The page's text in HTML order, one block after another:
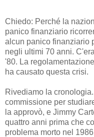
Chiedo: Perché la
panico finanziario
alcun panico finanziario
negli ultimi 70 anni.
'80. La
ha causato questa crisi.
Rivediamo la
commissione per
la approvò, e Jimmy
quattro anni prima che
problema morto nel